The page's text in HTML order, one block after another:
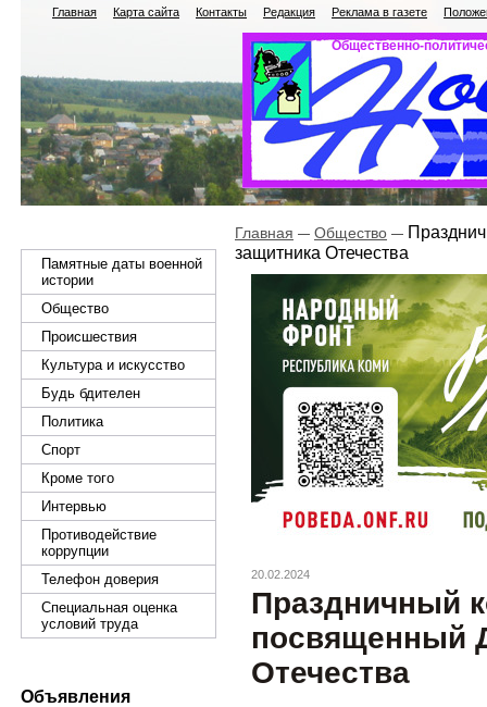
Главная Карта сайта Контакты Редакция Реклама в газете
Общественно-
Памятные даты военной
истории
Общество
Происшествия
Культура и искусство
Будь бдителен
Политика
Спорт
Кроме того
Интервью
Противодействие
коррупции
Телефон доверия
Специальная оценка
условий труда
Объявления
Главная Общество
защитника Отечества
20.02.2024
Праздничный
посвященный
Отечества